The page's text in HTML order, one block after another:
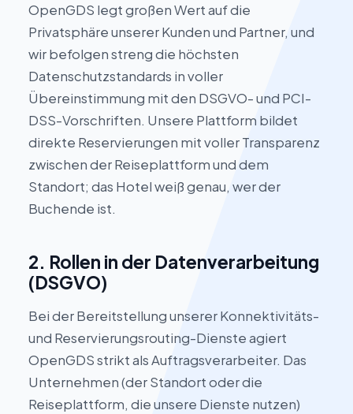
OpenGDS legt großen Wert auf die
Privatsphäre unserer Kunden und Partner, und
wir befolgen streng die höchsten
Datenschutzstandards in voller
Übereinstimmung mit den DSGVO- und PCI-
DSS-Vorschriften. Unsere Plattform bildet
direkte Reservierungen mit voller Transparenz
zwischen der Reiseplattform und dem
Standort; das Hotel weiß genau, wer der
Buchende ist.
2. Rollen in der Datenverarbeitung
(DSGVO)
Bei der Bereitstellung unserer Konnektivitäts-
und Reservierungsrouting-Dienste agiert
OpenGDS strikt als Auftragsverarbeiter. Das
Unternehmen (der Standort oder die
Reiseplattform, die unsere Dienste nutzen)